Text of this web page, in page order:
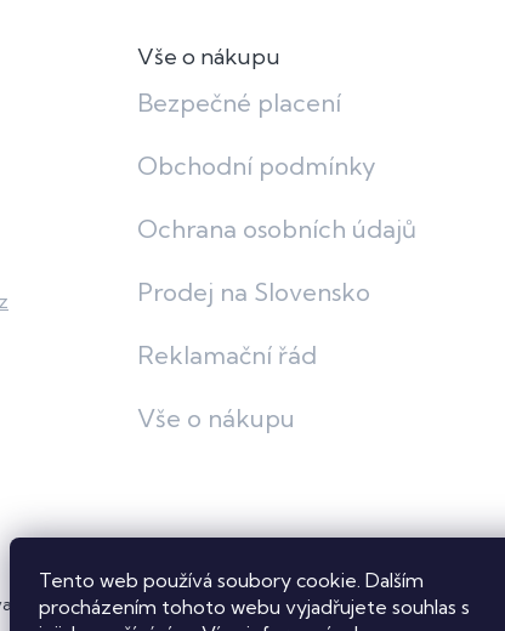
Tento web používá soubory cookie. Dalším
procházením tohoto webu vyjadřujete souhlas s
Vše o nákupu
Bezpečné placení
Obchodní podmínky
Ochrana osobních údajů
Prodej na Slovensko
Reklamační řád
Vše o nákupu
vyhrazena.Upravit nastavení cookies